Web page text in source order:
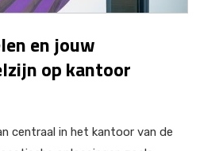
en jouw
op kantoor
centraal in het kantoor van de